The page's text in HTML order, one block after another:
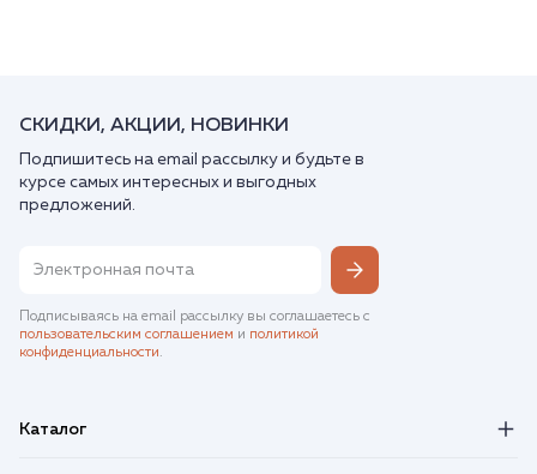
СКИДКИ, АКЦИИ, НОВИНКИ
Подпишитесь на email рассылку и будьте в
курсе самых интересных и выгодных
предложений.
Подписываясь на email рассылку вы соглашаетесь с
пользовательским соглашением и политикой
конфиденциальности.
Каталог